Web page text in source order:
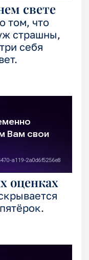
свете
том, что
страшны,
себя
оценках